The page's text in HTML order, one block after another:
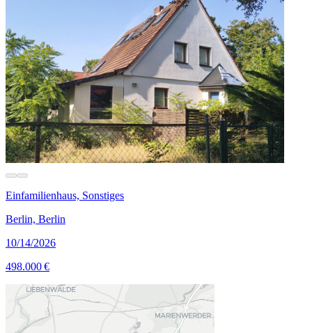
Einfamilienhaus, Sonstiges
Berlin, Berlin
10/14/2026
498.000 €